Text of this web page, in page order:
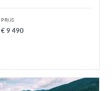
PRIJS
€ 9 490